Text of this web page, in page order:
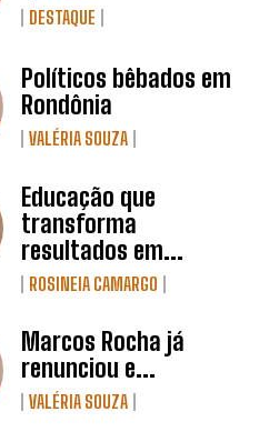
DESTAQUE
Políticos bêbados em
Rondônia
VALÉRIA SOUZA
Educação que
transforma
resultados em...
ROSINEIA CAMARGO
Marcos Rocha já
renunciou e...
VALÉRIA SOUZA